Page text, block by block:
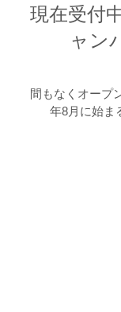
現在受付
ャン
間もなくオープ
年8月に始ま